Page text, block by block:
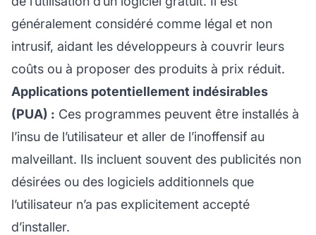
généralement considéré comme légal et non
intrusif, aidant les développeurs à couvrir leurs
coûts ou à proposer des produits à prix réduit.
Applications potentiellement indésirables
(PUA) : Ces programmes peuvent être installés à
l’insu de l’utilisateur et aller de l’inoffensif au
malveillant. Ils incluent souvent des publicités non
désirées ou des logiciels additionnels que
l’utilisateur n’a pas explicitement accepté
d’installer.